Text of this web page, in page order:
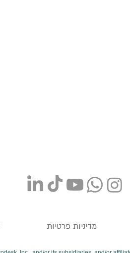
מדיניות פרטיות